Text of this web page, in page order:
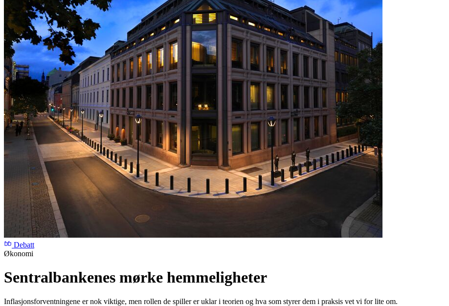
Debatt
Økonomi
Sentralbankenes mørke hemmeligheter
Inflasjonsforventningene er nok viktige, men rollen de spiller er uklar i teorien og hva som styrer dem i praksis vet vi for lite om.